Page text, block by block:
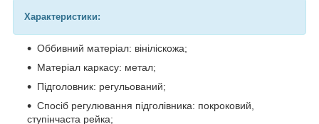
Характеристики:
Оббивний матеріал: вініліскожа;
Матеріал каркасу: метал;
Підголовник: регульований;
Спосіб регулювання підголівника: покроковий,
ступінчаста рейка;